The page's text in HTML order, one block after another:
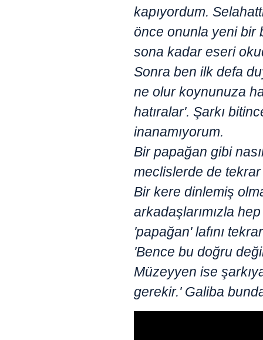
kapıyordum.
önce onunla yeni bir
sona kadar eseri
Sonra ben ilk defa
ne olur koynunuza
hatıralar'. Şarkı
inanamıyorum.
Bir papağan gibi
meclislerde de
Bir kere dinlemiş
arkadaşlarımızla
'papağan' lafını
'Bence bu doğru
Müzeyyen ise
gerekir.' Galiba